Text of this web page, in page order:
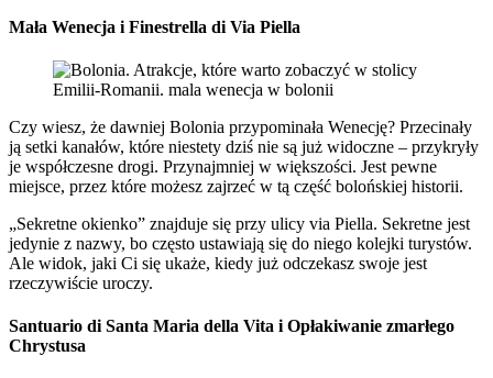
Mała Wenecja i Finestrella di Via Piella
Czy wiesz, że dawniej Bolonia przypominała Wenecję? Przecinały
ją setki kanałów, które niestety dziś nie są już widoczne – przykryły
je współczesne drogi. Przynajmniej w większości. Jest pewne
miejsce, przez które możesz zajrzeć w tą część bolońskiej historii.
„Sekretne okienko” znajduje się przy ulicy via Piella. Sekretne jest
jedynie z nazwy, bo często ustawiają się do niego kolejki turystów.
Ale widok, jaki Ci się ukaże, kiedy już odczekasz swoje jest
rzeczywiście uroczy.
Santuario di Santa Maria della Vita i Opłakiwanie zmarłego
Chrystusa